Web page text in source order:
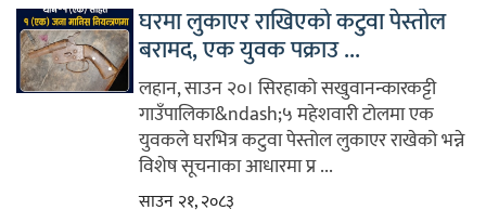
घरमा लुकाएर राखिएको कटुवा पेस्तोल
बरामद, एक युवक पक्राउ ...
लहान, साउन २०। सिरहाको सखुवानन्कारकट्टी
गाउँपालिका&ndash;५ महेशवारी टोलमा एक
युवकले घरभित्र कटुवा पेस्तोल लुकाएर राखेको भन्ने
विशेष सूचनाका आधारमा प्र ...
साउन २१, २०८३